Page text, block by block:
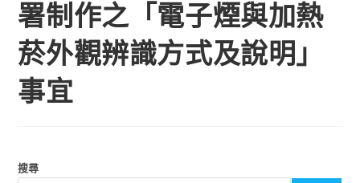
署制作之「電子煙與加熱
菸外觀辨識方式及說明」
事宜
搜尋